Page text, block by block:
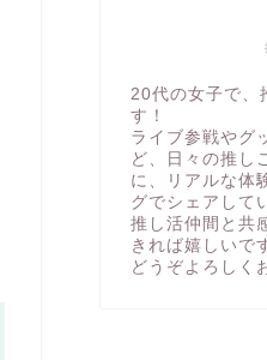
20代の女子で、
す！
ライブ参戦やグ
ど、日々の推し
に、リアルな体
グでシェアして
推し活仲間と共
きれば嬉しいで
どうぞよろしく